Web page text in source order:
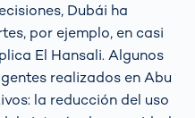
Dubái ha
por ejemplo, en casi
El Hansali. Algunos
realizados en Abu
la reducción del uso